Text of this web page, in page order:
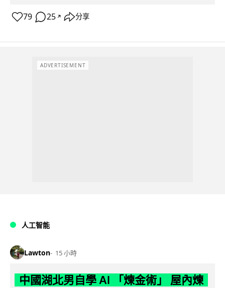
79 25 ↗ 分享
ADVERTISEMENT
人工智能
Lawton 15 小時
中國湖北男自學 AI 「煉金術」 屋內煉